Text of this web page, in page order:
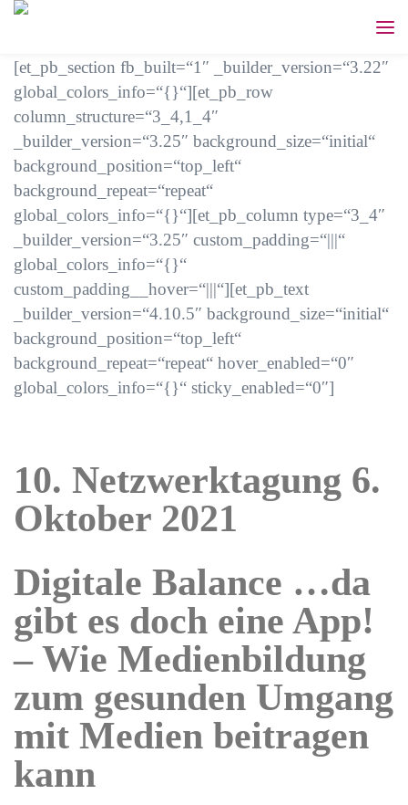
[et_pb_section fb_built=“1″ _builder_version=“3.22″
global_colors_info=“{}“][et_pb_row
column_structure=“3_4,1_4″
_builder_version=“3.25″ background_size=“initial“
background_position=“top_left“
background_repeat=“repeat“
global_colors_info=“{}“][et_pb_column type=“3_4″
_builder_version=“3.25″ custom_padding=“|||“
global_colors_info=“{}“
custom_padding__hover=“|||“][et_pb_text
_builder_version=“4.10.5″ background_size=“initial“
background_position=“top_left“
background_repeat=“repeat“ hover_enabled=“0″
global_colors_info=“{}“ sticky_enabled=“0″]
10. Netzwerktagung 6.
Oktober 2021
Digitale Balance …da
gibt es doch eine App!
– Wie Medienbildung
zum gesunden Umgang
mit Medien beitragen
kann